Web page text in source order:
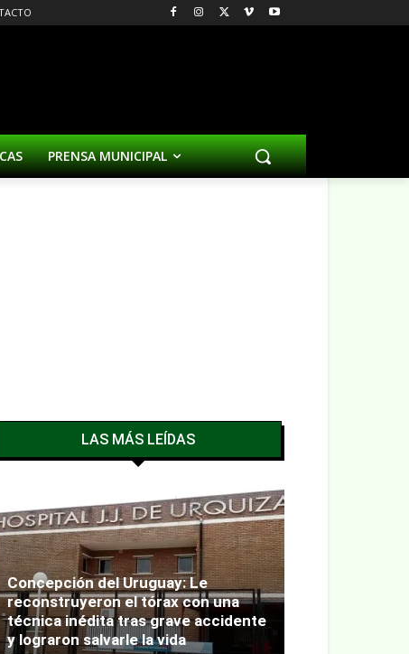
PRENSA MUNICIPAL
LAS MÁS LEÍDAS
Concepción del Uruguay: Le
reconstruyeron el tórax con una
técnica inédita tras grave accidente
y lograron salvarle la vida